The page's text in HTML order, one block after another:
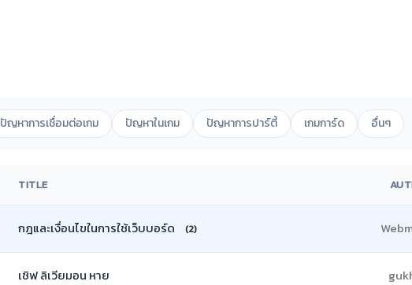
ปัญหาการเชื่อมต่อเกม ปัญหาในเกม ปัญหาการปาร์ตี้ เกมการ์ด อื่นๆ
TITLE
กฎและเงื่อนไขในการใช้เว็บบอร์ด (2)
เชิฟ ลิเวียมอน หาย